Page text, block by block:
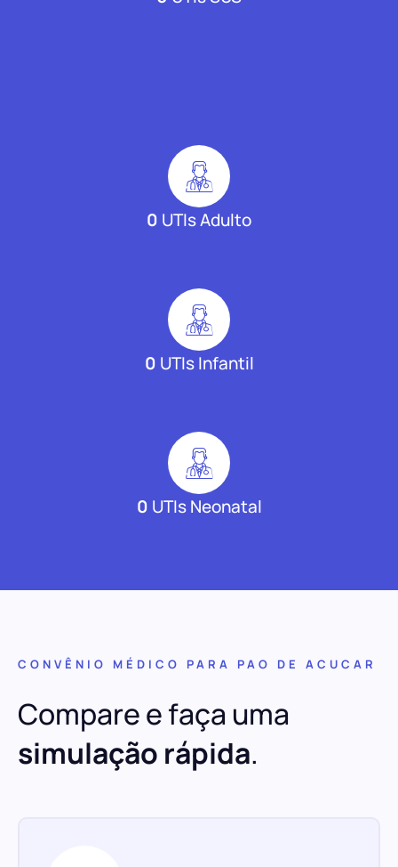
0 UTIs Adulto
0 UTIs Infantil
0 UTIs Neonatal
CONVÊNIO MÉDICO PARA PAO DE ACUCAR
Compare e faça uma
simulação rápida.